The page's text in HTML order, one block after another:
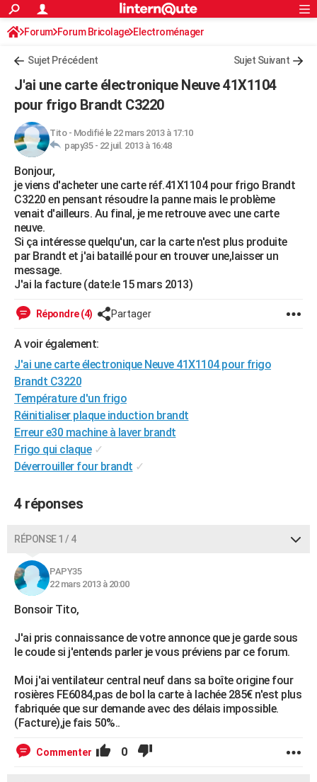
ACTUALITÉS
Politique
Société
Faits Divers
Education
Monde
Villes
+
Programme TV
Streaming
Sorties cinéma
FINANCE
Retraite
Impôts
Epargne
Immobilier
Risques naturels par ville
Banque
Assurance
Crédit
AUTO
Essais
Réserver un essai
Citadines
Berlines
SUV
Forum auto
HIGH-TECH
Mobiles
Meilleur smartphone
Internet
Ordinateurs
Jeux vidéo
Guide high-tech
+
BRICOLAGE
Forum
Aménagement intérieur
Extérieur
Cuisine
Salle de bains
Jardinage
Rangement
WEEK-END
Guides de France
Escapades
Patrimoine
Expositions
Musées
Week-end nature
+LIFESTYLE
Art de vivre
Bien-être
Loisirs
Mode
Modes de vie
SANTE
VOYAGE
GUIDES D'ACHAT
BONS PLANS
CARTE DE VOEUX
Carte de Noël
Carte Bonne année
Carte Saint-Valentin
Carte Pâques
Carte d'anniversaire
DICTIONNAIRE
Dictionnaire
Biographies
Citations
Expressions
Proverbes
COPAINS D'AVANT
S'inscrire
Se connecter
Lycées
Collèges
Primaires
Universités
Entreprises
Service militaire
Avis de recherche
AVIS DE DÉCÈS
FORUM
Bricolage
Lifestyle
Culture
Sport
Auto
Television
Voyage
Cinema
S'inscrire
Connexion
Forum Forum Bricolage Electroménager
Sujet Précédent Sujet Suivant
J'ai une carte électronique Neuve 41X1104
pour frigo Brandt C3220
Tito- Modifié le 22 mars 2013 à 17:10
papy35 - 22 juil. 2013 à 16:48
Bonjour,
je viens d'acheter une carte réf.41X1104 pour frigo Brandt
C3220 en pensant résoudre la panne mais le problème
venait d'ailleurs. Au final, je me retrouve avec une carte
neuve.
Si ça intéresse quelqu'un, car la carte n'est plus produite
par Brandt et j'ai bataillé pour en trouver une,laisser un
message.
J'ai la facture (date:le 15 mars 2013)
Répondre (4) Partager
A voir également:
J'ai une carte électronique Neuve 41X1104 pour frigo
Brandt C3220
Température d'un frigo
Réinitialiser plaque induction brandt
Erreur e30 machine à laver brandt
Frigo qui claque ✓
Déverrouiller four brandt ✓
4 réponses
RÉPONSE 1 / 4
PAPY35
22 mars 2013 à 20:00
Bonsoir Tito,
J'ai pris connaissance de votre annonce que je garde sous
le coude si j'entends parler je vous préviens par ce forum.
Moi j'ai ventilateur central neuf dans sa boîte origine four
rosières FE6084,pas de bol la carte à lachée 285€ n'est plus
fabriquée que sur demande avec des délais impossible.
(Facture),je fais 50%..
Commenter 0